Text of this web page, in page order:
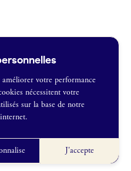
recontactévotre performance
nécessitent votre
sur la base de notre
J'accepte